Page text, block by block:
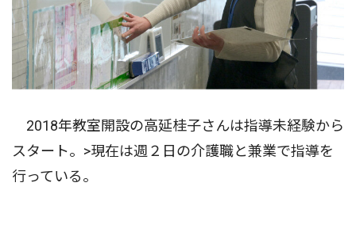
2018年教室開設の高延桂⼦さんは指導未経験から
スタート。>現在は週２日の介護職と兼業で指導を
行っている。